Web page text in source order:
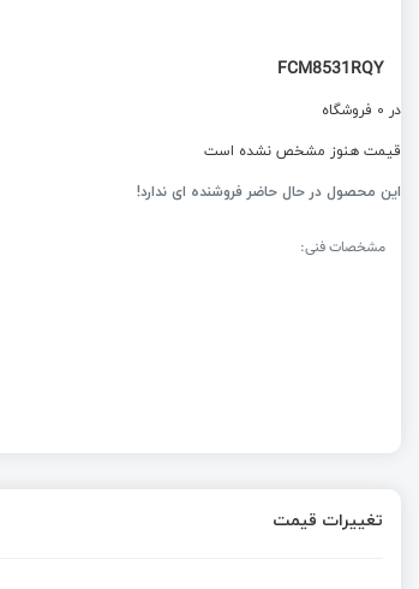
FCM8531RQY
در 0 فروشگاه
قیمت هنوز مشخص نشده است
این محصول در حال حاضر فروشنده ای ندارد!
مشخصات فنی:
تغییرات قیمت